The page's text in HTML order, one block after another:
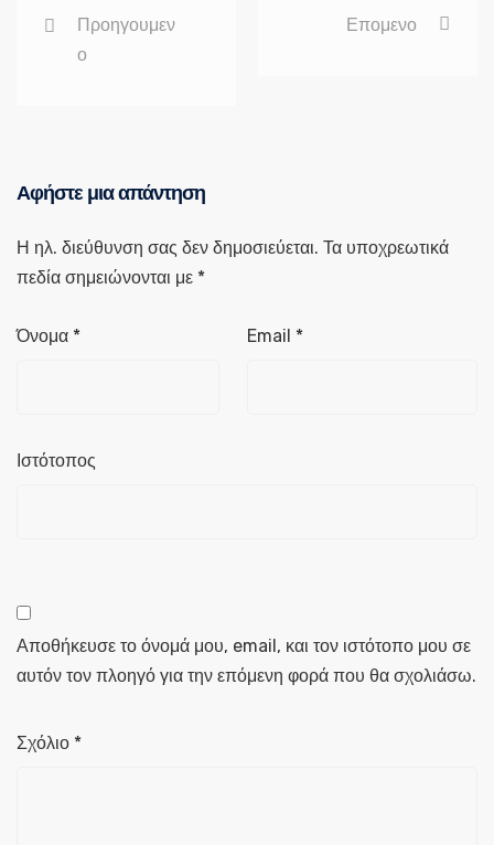
Προηγουμεν
ο
Επομενο
Αφήστε μια απάντηση
Η ηλ. διεύθυνση σας δεν δημοσιεύεται. Τα υποχρεωτικά
πεδία σημειώνονται με *
Όνομα * Email *
Ιστότοπος
Αποθήκευσε το όνομά μου, email, και τον ιστότοπο μου σε
αυτόν τον πλοηγό για την επόμενη φορά που θα σχολιάσω.
Σχόλιο *